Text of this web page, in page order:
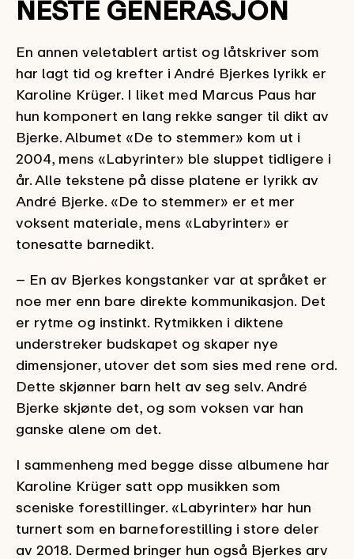
NESTE GENERASJON
En annen veletablert artist og låtskriver som
har lagt tid og krefter i André Bjerkes lyrikk er
Karoline Krüger. I liket med Marcus Paus har
hun komponert en lang rekke sanger til dikt av
Bjerke. Albumet «De to stemmer» kom ut i
2004, mens «Labyrinter» ble sluppet tidligere i
år. Alle tekstene på disse platene er lyrikk av
André Bjerke. «De to stemmer» er et mer
voksent materiale, mens «Labyrinter» er
tonesatte barnedikt.
– En av Bjerkes kongstanker var at språket er
noe mer enn bare direkte kommunikasjon. Det
er rytme og instinkt. Rytmikken i diktene
understreker budskapet og skaper nye
dimensjoner, utover det som sies med rene ord.
Dette skjønner barn helt av seg selv. André
Bjerke skjønte det, og som voksen var han
ganske alene om det.
I sammenheng med begge disse albumene har
Karoline Krüger satt opp musikken som
sceniske forestillinger. «Labyrinter» har hun
turnert som en barneforestilling i store deler
av 2018. Dermed bringer hun også Bjerkes arv